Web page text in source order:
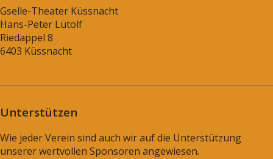
Gselle-Theater Küssnacht
Hans-Peter Lütolf
Riedappel 8
6403 Küssnacht
Unterstützen
Wie jeder Verein sind auch wir auf die Unterstützung
unserer wertvollen Sponsoren angewiesen.